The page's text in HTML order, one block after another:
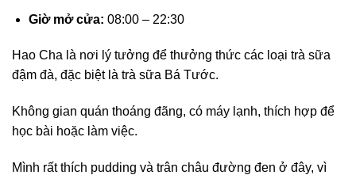
Giờ mở cửa: 08:00 – 22:30
Hao Cha là nơi lý tưởng để thưởng thức các loại trà sữa
đậm đà, đặc biệt là trà sữa Bá Tước.
Không gian quán thoáng đãng, có máy lạnh, thích hợp để
học bài hoặc làm việc.
Mình rất thích pudding và trân châu đường đen ở đây, vì